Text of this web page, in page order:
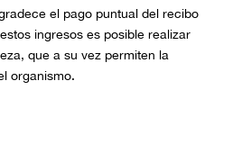
el pago puntual del recibo
ingresos es posible realizar
que a su vez permiten la
organismo.